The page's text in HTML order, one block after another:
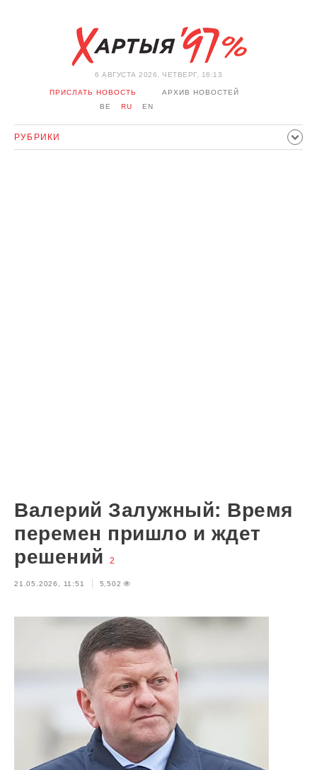
6 АВГУСТА 2026, ЧЕТВЕРГ, 16:13
ПРИСЛАТЬ НОВОСТЬ
АРХИВ НОВОСТЕЙ
BE
RU EN
РУБРИКИ
Валерий Залужный: Время
перемен пришло и ждет
решений
2
21.05.2026, 11:51 5,502